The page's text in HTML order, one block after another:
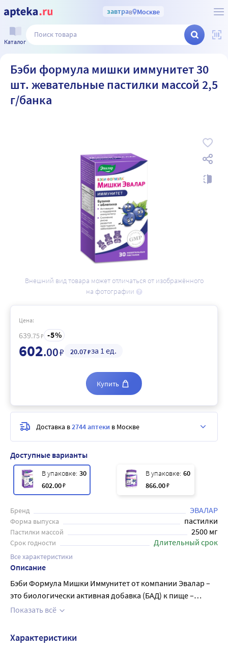
завтрав Москве
Каталог
Бэби формула мишки иммунитет 30
шт. жевательные пастилки массой 2,5
г/банка
Внешний вид товара может отличаться от изображённого
на фотографии
Доступные варианты
В упаковке: 30
602.00₽
В упаковке: 60
866.00₽
Бренд ЭВАЛАР
Форма выпуска пастилки
Пастилки массой 2500 мг
Срок годности Длительный срок
Все характеристики
Описание
Бэби Формула Мишки Иммунитет от компании Эвалар –
это биологически активная добавка (БАД) к пище –
первые мармеладные пастилки для активации и
листьев облепихи. Подходят для детей с 3 лет. Комплекс
содержит экстракты, которые обладают
Показать всё
Цена:
639.75 ₽ 5
602.00₽ 20.07₽за 1 ед.
Купить
Доставка в2744 аптеки в Москве
Характеристики